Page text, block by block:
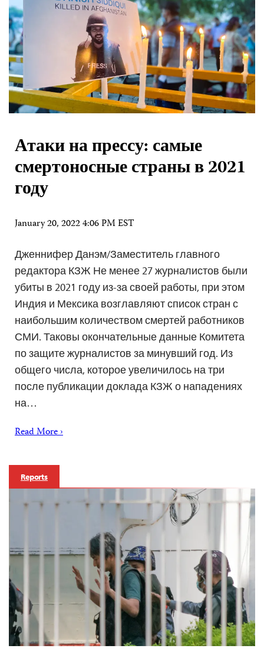
Атаки на прессу: самые
смертоносные страны в 2021
году
January 20, 2022 4:06 PM EST
Дженнифер Данэм/Заместитель главного
редактора КЗЖ Не менее 27 журналистов были
убиты в 2021 году из-за своей работы, при этом
Индия и Мексика возглавляют список стран с
наибольшим количеством смертей работников
СМИ. Таковы окончательные данные Комитета
по защите журналистов за минувший год. Из
общего числа, которое увеличилось на три
после публикации доклада КЗЖ о нападениях
на…
Read More ›
Reports